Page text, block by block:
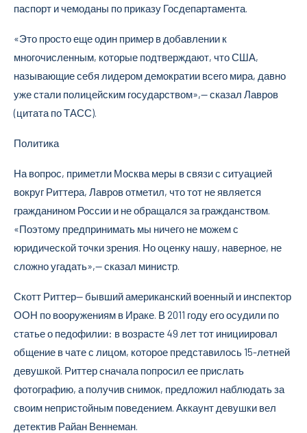
паспорт и чемоданы по приказу Госдепартамента.
«Это просто еще один пример в добавлении к
многочисленным, которые подтверждают, что США,
называющие себя лидером демократии всего мира, давно
уже стали полицейским государством»,— сказал Лавров
(цитата по ТАСС).
Политика
На вопрос, приметли Москва меры в связи с ситуацией
вокруг Риттера, Лавров отметил, что тот не является
гражданином России и не обращался за гражданством.
«Поэтому предпринимать мы ничего не можем с
юридической точки зрения. Но оценку нашу, наверное, не
сложно угадать»,— сказал министр.
Скотт Риттер— бывший американский военный и инспектор
ООН по вооружениям в Ираке. В 2011 году его осудили по
статье о педофилии: в возрасте 49 лет тот инициировал
общение в чате с лицом, которое представилось 15-летней
девушкой. Риттер сначала попросил ее прислать
фотографию, а получив снимок, предложил наблюдать за
своим непристойным поведением. Аккаунт девушки вел
детектив Райан Веннеман.